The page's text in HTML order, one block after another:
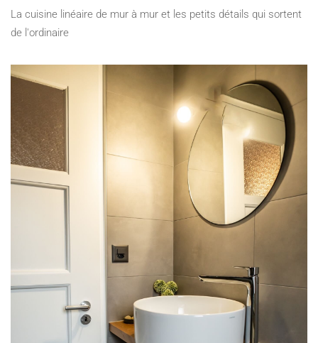
La cuisine linéaire de mur à mur et les petits détails qui sortent
de l'ordinaire